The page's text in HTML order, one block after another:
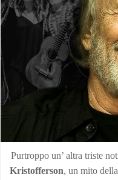
Purtroppo un’ altra triste
Kristofferson, un mito